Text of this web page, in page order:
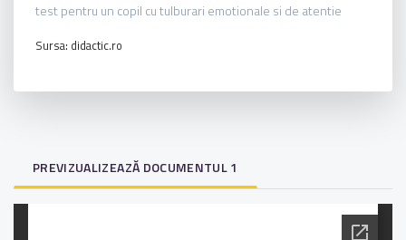
test pentru un copil cu tulburari emotionale si de atentie
Sursa: didactic.ro
PREVIZUALIZEAZĂ DOCUMENTUL 1